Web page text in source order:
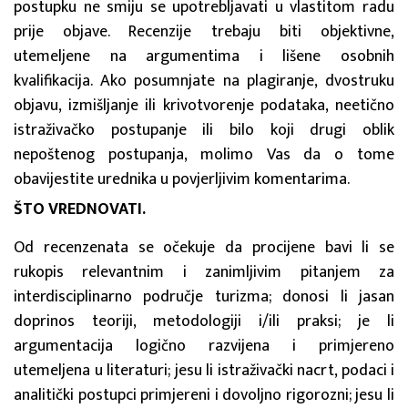
postupku ne smiju se upotrebljavati u vlastitom radu
prije objave. Recenzije trebaju biti objektivne,
utemeljene na argumentima i lišene osobnih
kvalifikacija. Ako posumnjate na plagiranje, dvostruku
objavu, izmišljanje ili krivotvorenje podataka, neetično
istraživačko postupanje ili bilo koji drugi oblik
nepoštenog postupanja, molimo Vas da o tome
obavijestite urednika u povjerljivim komentarima.
ŠTO VREDNOVATI.
Od recenzenata se očekuje da procijene bavi li se
rukopis relevantnim i zanimljivim pitanjem za
interdisciplinarno područje turizma; donosi li jasan
doprinos teoriji, metodologiji i/ili praksi; je li
argumentacija logično razvijena i primjereno
utemeljena u literaturi; jesu li istraživački nacrt, podaci i
analitički postupci primjereni i dovoljno rigorozni; jesu li